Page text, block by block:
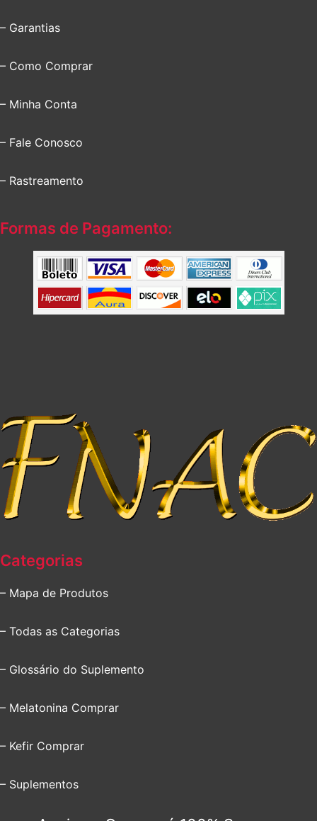
– Garantias
– Como Comprar
– Minha Conta
– Fale Conosco
– Rastreamento
Formas de Pagamento:
Categorias
– Mapa de Produtos
– Todas as Categorias
– Glossário do Suplemento
– Melatonina Comprar
– Kefir Comprar
– Suplementos